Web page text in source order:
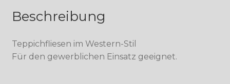
Beschreibung
Teppichfliesen im Western-Stil
Für den gewerblichen Einsatz geeignet.